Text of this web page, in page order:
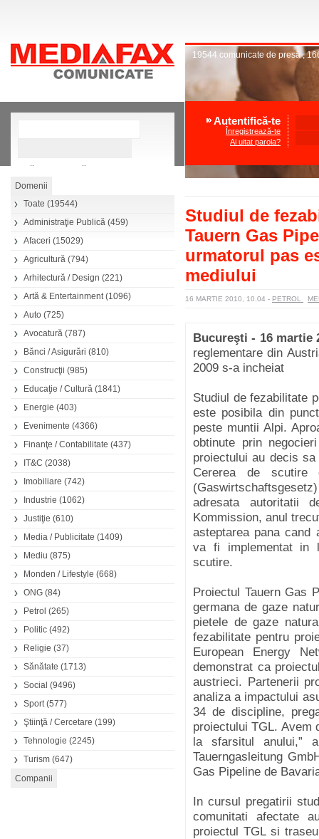
Căutare avansată
Toate (19544)
Administraţie Publică (459)
Afaceri (15029)
Agricultură (794)
Arhitectură / Design (221)
Artă & Entertainment(1096)
Auto (725)
Avocatură (787)
Bănci / Asigurări (810)
Construcţii (985)
Educaţie / Cultură (1841)
Energie (403)
Evenimente (4366)
Finanţe / Contabilitate (437)
IT&C (2038)
Imobiliare (742)
Industrie (1062)
Justiţie (610)
Media / Publicitate (1409)
Mediu (875)
Monden / Lifestyle (668)
ONG (84)
Petrol (265)
Politic (492)
Religie (37)
Sănătate (1713)
Social (9496)
Sport(577)
Ştiinţă / Cercetare (199)
Tehnologie (2245)
Turism (647)
19544 comunicate de presă,
Autentifică-te
Înregistrează-te
Ai uitat parola?
Studiul de
Tauern Gas
urmatorul pas
mediului
16 MARTIE 2010, 10.04 - PETROL
Bucureşti - 16 martie
reglementare din
2009 s-a incheiat
Studiul de fezabilitate
este posibila din
peste muntii Alpi.
obtinute prin
proiectului au decis
Cererea de scutire
adresata autoritatii
Kommission, anul
asteptarea pana cand
va fi implementat in
scutire.
Proiectul Tauern Gas
germana de gaze
pietele de gaze
fezabilitate pentru
European Energy
demonstrat ca
austrieci. Partenerii
analiza a impactului
34 de discipline,
proiectului TGL. Avem
la sfarsitul anului,”
Tauerngasleitung
Gas Pipeline de
In cursul pregatirii
comunitati afectate
proiectul TGL si